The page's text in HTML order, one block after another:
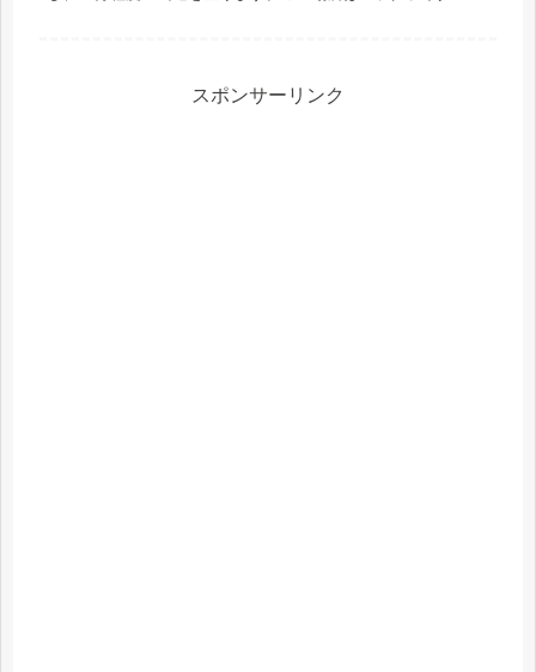
スポンサーリンク